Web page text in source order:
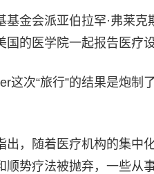
基金会派亚伯拉罕·弗莱
国的医学院一起报告医疗
这次“旅行”的结果是炮制
出，随着医疗机构的集中
顺势疗法被抛弃，一些从